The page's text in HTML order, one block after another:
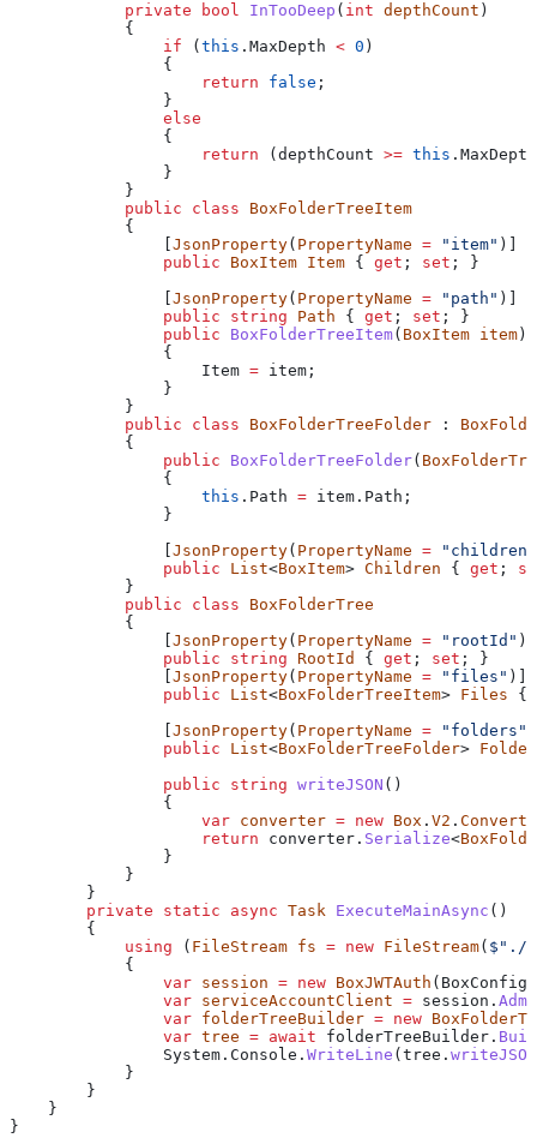
            private
bool InTooDeep ( int depthCount )
            {
                if
( this . MaxDepth < 0 )
                {
                    return
false ;
                }
                else
                {
                    return
( depthCount >= this . MaxDepth
                }
            }
            public
class BoxFolderTreeItem
            {
JsonProperty( PropertyName = "item" )]
                public
BoxItem Item { get ; set ; }
JsonProperty( PropertyName = "path" )]
                public
string Path { get ; set ; }
                public
BoxFolderTreeItem( BoxItem item )
                {
                    Item
= item ;
                }
            }
            public
class BoxFolderTreeFolder :
            {
                public
BoxFolderTreeFolder(
                {
                    this
. Path = item . Path ;
                }
JsonProperty( PropertyName = "children"
                public
List<BoxItem> Children { get ;
            }
            public
class BoxFolderTree
            {
JsonProperty( PropertyName = "rootId" )]
                public
string RootId { get ; set ; }
JsonProperty( PropertyName = "files" )]
                public
List<BoxFolderTreeItem> Files {
JsonProperty( PropertyName = "folders"
                public
List<BoxFolderTreeFolder>
                public
string writeJSON ()
                {
                    var
converter = new Box . V2 .
                    return
converter . Serialize<
                }
            }
        }
        private
static async Task ExecuteMainAsync ()
        {
            using
( FileStream fs = new FileStream( $"./
            {
                var
session = new BoxJWTAuth ( BoxConfig
                var
serviceAccountClient = session .
                var
folderTreeBuilder = new
                var
tree = await folderTreeBuilder .
                System
. Console . WriteLine ( tree . writeJSON
            }
        }
    }
}